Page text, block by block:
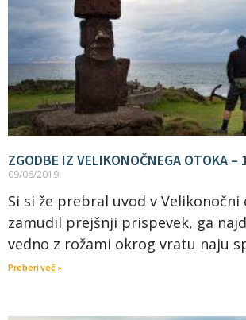
ZGODBE IZ VELIKONOČNEGA OTOKA –
09/06/2019
Si si že prebral uvod v Velikonočni
zamudil prejšnji prispevek, ga
vedno z rožami okrog vratu naju
Preberi več »